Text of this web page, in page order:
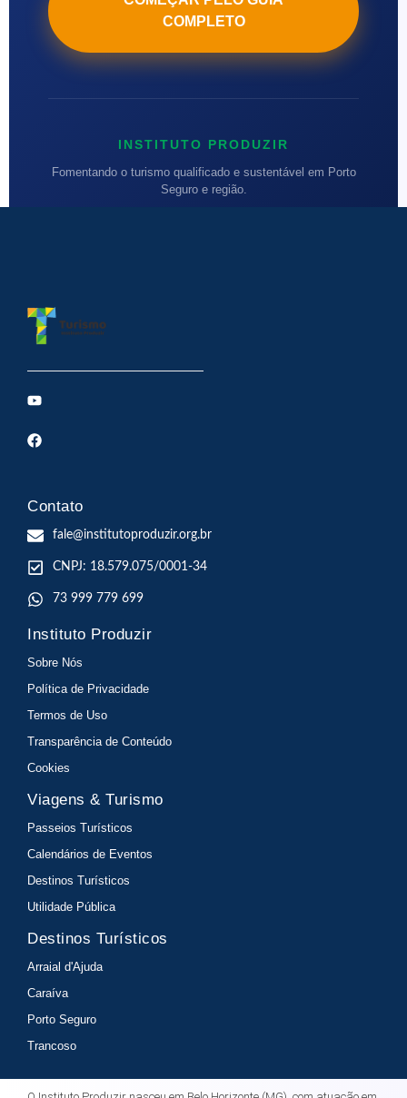
COMPLETO
INSTITUTO PRODUZIR
Fomentando o turismo qualificado e sustentável em Porto
Seguro e região.
Contato
fale@institutoproduzir.org.br
CNPJ: 18.579.075/0001-34
73 999 779 699
Instituto Produzir
Sobre Nós
Política de Privacidade
Termos de Uso
Transparência de Conteúdo
Cookies
Viagens & Turismo
Passeios Turísticos
Calendários de Eventos
Destinos Turísticos
Utilidade Pública
Destinos Turísticos
Arraial d'Ajuda
Caraíva
Porto Seguro
Trancoso